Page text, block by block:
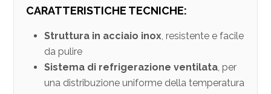
CARATTERISTICHE TECNICHE:
Struttura in acciaio inox , resistente e facile
da pulire
Sistema di refrigerazione ventilata , per
una distribuzione uniforme della temperatura